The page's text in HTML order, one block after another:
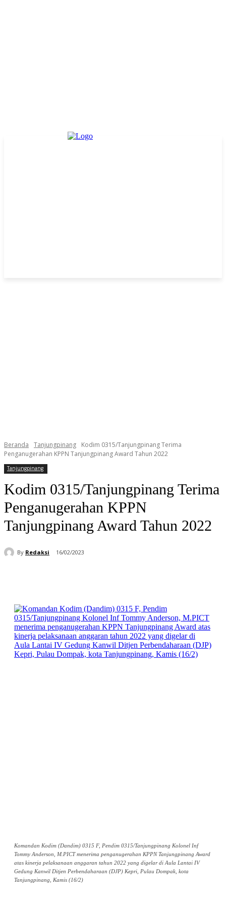
Beranda Tanjungpinang
Kodim 0315/Tanjungpinang Terima
Penganugerahan KPPN Tanjungpinang Award Tahun 2022
Tanjungpinang
Kodim 0315/Tanjungpinang Terima
Penganugerahan KPPN
Tanjungpinang Award Tahun 2022
By Redaksi 16/02/2023
Komandan Kodim (Dandim) 0315 F, Pendim 0315/Tanjungpinang Kolonel Inf
Tommy Anderson, M.PICT menerima penganugerahan KPPN Tanjungpinang Award
atas kinerja pelaksanaan anggaran tahun 2022 yang digelar di Aula Lantai IV
Gedung Kanwil Ditjen Perbendaharaan (DJP) Kepri, Pulau Dompak, kota
Tanjungpinang, Kamis (16/2)